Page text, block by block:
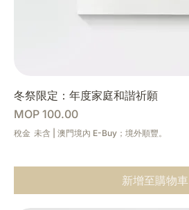
冬祭限定：年度家庭和諧祈願
價格
MOP 100.00
稅金 未含 澳門境內 E-Buy；境外順豐。
新增至購物車